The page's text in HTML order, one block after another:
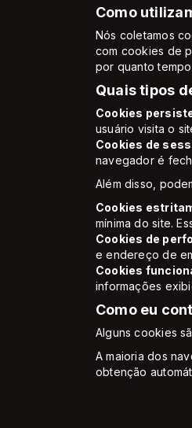
Como
Nós coletamos
com cookies de
por quanto
Quais tipos
Cookies
usuário visita o
Cookies de
navegador é
Além disso,
Cookies
mínima do site.
Cookies de
e endereço de
Cookies
informações
Como eu
Alguns cookies
A maioria dos
obtenção